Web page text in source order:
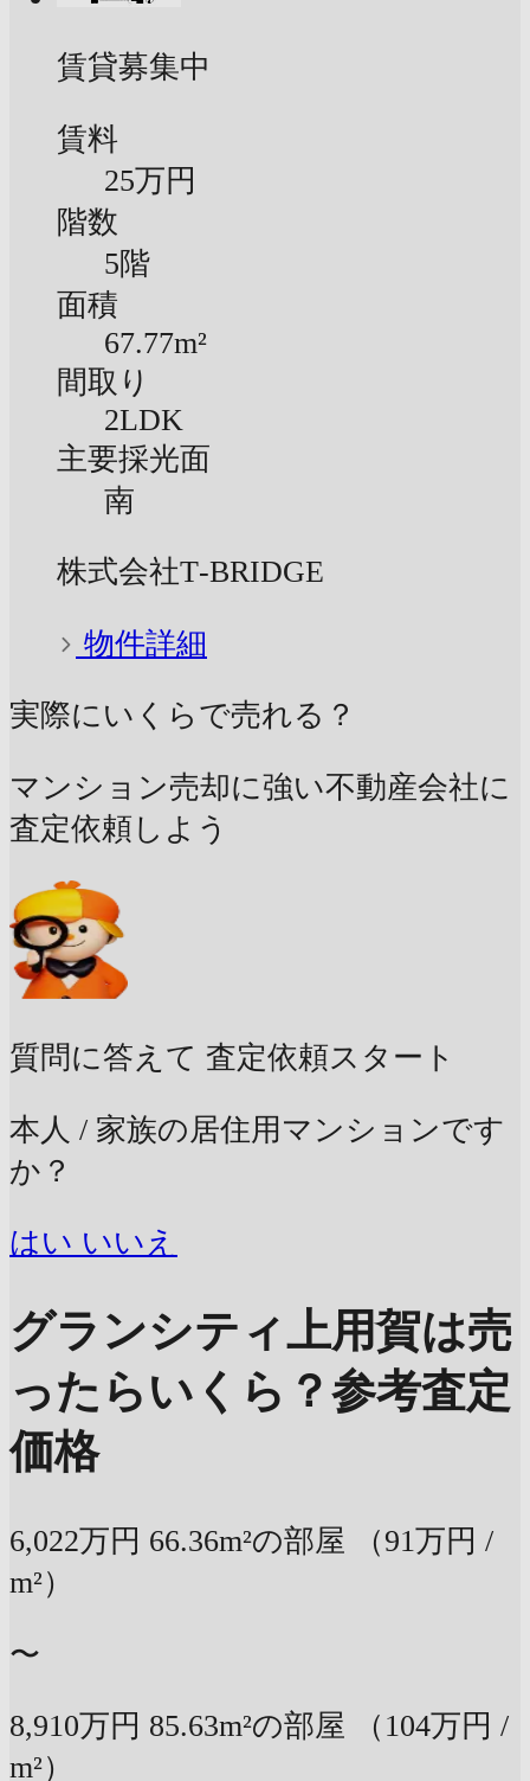
賃貸募集中
賃料
25万円
階数
5階
面積
67.77m²
間取り
2LDK
主要採光面
南
株式会社T‐BRIDGE
物件詳細
実際にいくらで売れる？
マンション売却に強い不動産会社に
査定依頼しよう
質問に答えて 査定依頼スタート
本人 / 家族の居住用マンションです
か？
はい いいえ
グランシティ上用賀は売
ったらいくら？参考査定
価格
6,022万円 66.36m²の部屋
（91万円 /
m²）
〜
8,910万円 85.63m²の部屋
（104万円 /
m²）